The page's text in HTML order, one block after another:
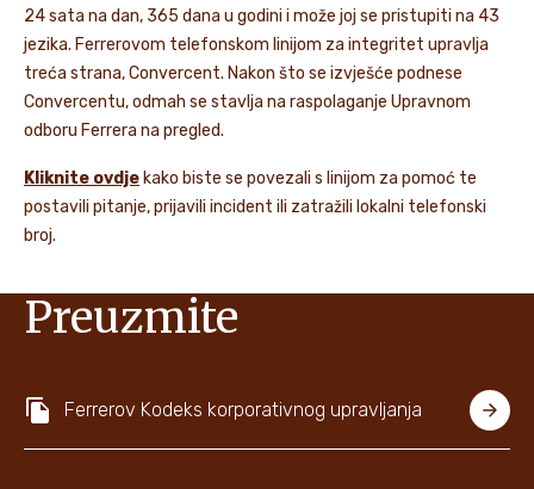
24 sata na dan, 365 dana u godini i može joj se pristupiti na 43
jezika. Ferrerovom telefonskom linijom za integritet upravlja
treća strana, Convercent. Nakon što se izvješće podnese
Convercentu, odmah se stavlja na raspolaganje Upravnom
odboru Ferrera na pregled.
Kliknite ovdje kako biste se povezali s linijom za pomoć te
postavili pitanje, prijavili incident ili zatražili lokalni telefonski
broj.
Preuzmite
Ferrerov Kodeks korporativnog upravljanja